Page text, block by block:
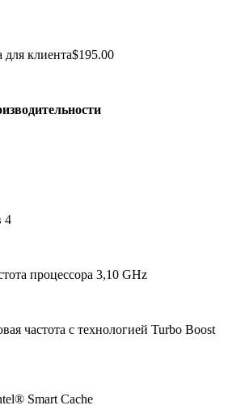
для клиента$195.00
4
процессора 3,10 GHz
частота с технологией Turbo Boost
Smart Cache